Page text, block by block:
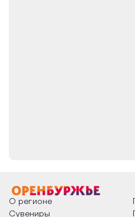
О регионе
Сувениры